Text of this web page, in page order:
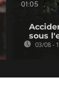
01:05
sous
03/08 -